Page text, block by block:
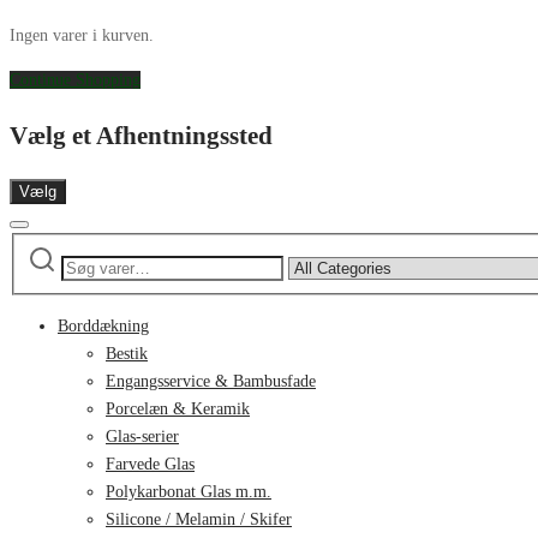
Ingen varer i kurven.
Continue Shopping
Vælg et Afhentningssted
Vælg
Søg
efter:
Narrow
by
Borddækning
Bestik
Engangsservice & Bambusfade
Porcelæn & Keramik
Glas-serier
Farvede Glas
Polykarbonat Glas m.m.
Silicone / Melamin / Skifer